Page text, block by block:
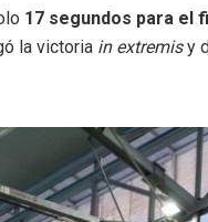
17 segundos para el
la victoria in extremisy